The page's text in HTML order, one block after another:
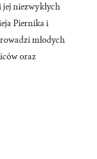
jej niezwykłych
Piernika i
młodych
oraz